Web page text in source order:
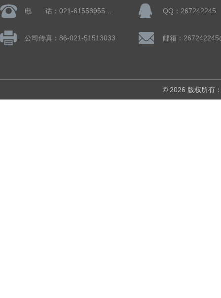
QQ：267242245
公司传真：86-021-51513033 邮箱：
© 2026 版权所有